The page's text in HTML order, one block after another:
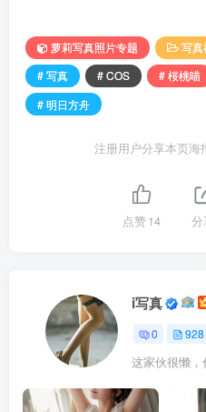
萝莉写真照片专题
写真
# 写真
# COS # 桜桃喵
# 明日方舟
注册用户分享本页海
点赞14 分
i写真
0 928
这家伙很懒